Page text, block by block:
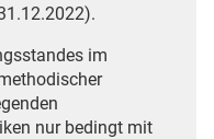
im
nur bedingt mit